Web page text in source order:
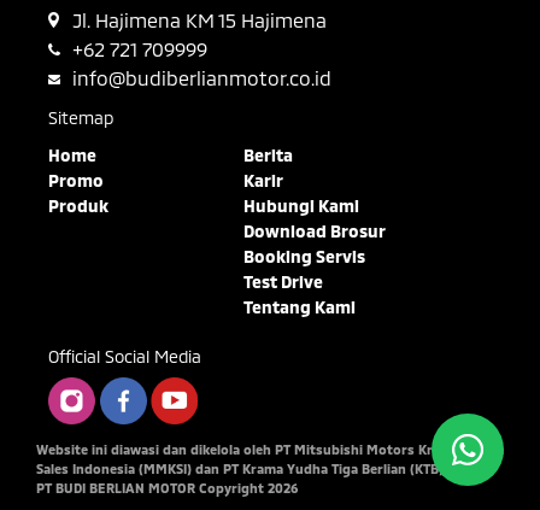
Jl. Hajimena KM 15 Hajimena
+62 721 709999
info@budiberlianmotor.co.id
Sitemap
Home
Promo
Produk
Berita
Karir
Hubungi Kami
Download Brosur
Booking Servis
Test Drive
Tentang Kami
Official Social Media
Website ini diawasi dan dikelola oleh PT Mitsubishi Motors Krama Yudha
Sales Indonesia (MMKSI) dan PT Krama Yudha Tiga Berlian (KTB)
PT BUDI BERLIAN MOTOR Copyright 2026